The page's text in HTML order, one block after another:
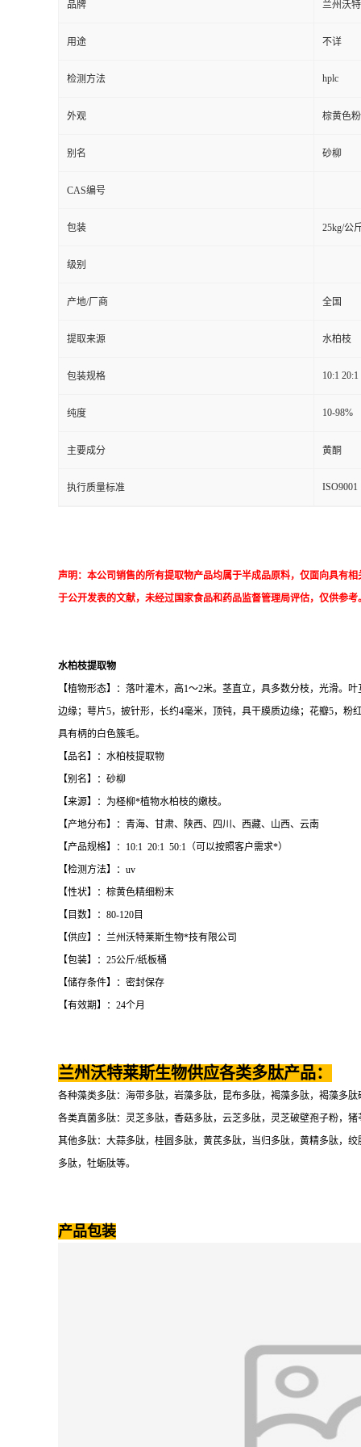
品牌 兰州沃
用途 不详
检测方法 hplc
外观 棕黄色
别名 砂柳
CAS编号
包装 25kg/公
级别
产地/厂商 全国
提取来源 水柏枝
包装规格 10:1 20:1
纯度 10-98%
主要成分 黄酮
执行质量标准 ISO9001
声明：本公司销售的所有提取物产品均属于半成品原料，仅面向具有
于公开发表的文献，未经过国家食品和药品监督管理局评估，仅供参考
水柏枝提取物
【植物形态】：落叶灌木，高1～2米。茎直立，具多数分枝，光滑。
边缘；萼片5，披针形，长约4毫米，顶钝，具干膜质边缘；花瓣5，
具有柄的白色簇毛。
【品名】：水柏枝提取物
【别名】：砂柳
【来源】：为柽柳*植物水柏枝的嫩枝。
【产地分布】：青海、甘肃、陕西、四川、西藏、山西、云南
【产品规格】：10:1 20:1 50:1（可以按照客户需求*）
【检测方法】：uv
【性状】：棕黄色精细粉末
【目数】：80-120目
【供应】：兰州沃特莱斯生物*技有限公司
【包装】：25公斤/纸板桶
【储存条件】：密封保存
【有效期】：24个月
兰州沃特莱斯生物供应各类多肽产品：
各种藻类多肽：海带多肽，岩藻多肽，昆布多肽，褐藻多肽，褐藻多肽
各类真菌多肽：灵芝多肽，香菇多肽，云芝多肽，灵芝破壁孢子粉，
其他多肽：大蒜多肽，桂圆多肽，黄芪多肽，当归多肽，黄精多肽，
多肽，牡蛎肽等。
产品包装